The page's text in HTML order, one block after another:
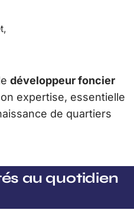
développeur foncier
expertise, essentielle
de quartiers
au quotidien